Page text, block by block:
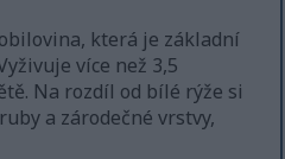
která je základní
více než 3,5
Na rozdíl od bílé rýže si
a zárodečné vrstvy,